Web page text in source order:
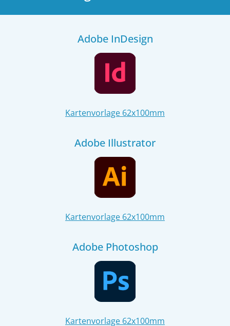
Adobe InDesign
Kartenvorlage 62x100mm
Adobe Illustrator
Kartenvorlage 62x100mm
Adobe Photoshop
Kartenvorlage 62x100mm